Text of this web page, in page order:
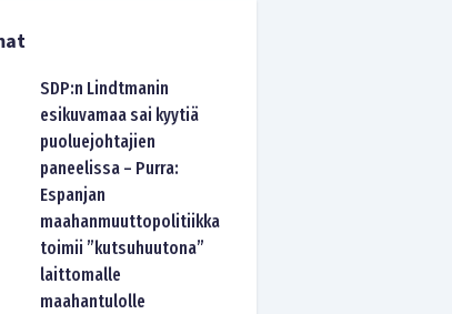
SDP:n Lindtmanin
esikuvamaa sai kyytiä
puoluejohtajien
paneelissa – Purra:
Espanjan
maahanmuuttopolitiikka
toimii ”kutsuhuutona”
laittomalle
maahantulolle